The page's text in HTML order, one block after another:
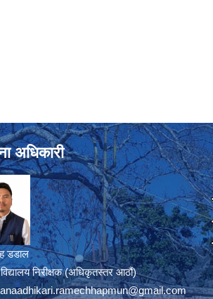
अधिकारी
डडाल
विद्यालय निरीक्षक (अधिकृतस्तर आठौं)